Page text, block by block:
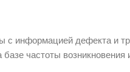
информацией дефекта и
частоты возникновения